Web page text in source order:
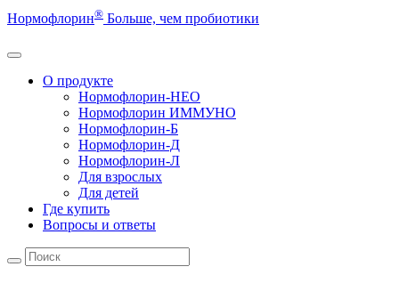
Нормофлорин® Больше, чем пробиотики
О продукте
Нормофлорин-НЕО
Нормофлорин ИММУНО
Нормофлорин-Б
Нормофлорин-Д
Нормофлорин-Л
Для взрослых
Для детей
Где купить
Вопросы и ответы